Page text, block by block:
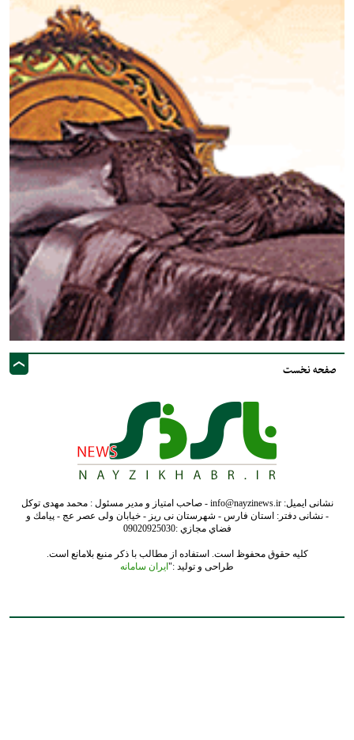
صفحه نخست
نشانی ایمیل: info@nayzinews.ir - صاحب امتیاز و مدیر مسئول : محمد مهدی توکل
- نشانی دفتر: استان فارس - شهرستان نی ریز - خیابان ولی عصر عج - پيامك و
فضاي مجازي :09020925030
کلیه حقوق محفوظ است. استفاده از مطالب با ذکر منبع بلامانع است.
طراحی و تولید :" ایران سامانه